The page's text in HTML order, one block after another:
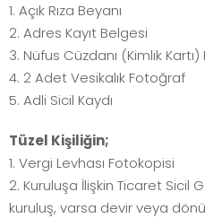
1. Açık Rıza Beyanı
2. Adres Kayıt Belgesi
3. Nüfus Cüzdanı (Kimlik
4. 2 Adet Vesikalık Fotoğraf
5. Adli Sicil Kaydı
Tüzel Kişiliğin;
1. Vergi Levhası Fotokopisi
2. Kuruluşa İlişkin Ticaret Sicil
kuruluş, varsa devir veya